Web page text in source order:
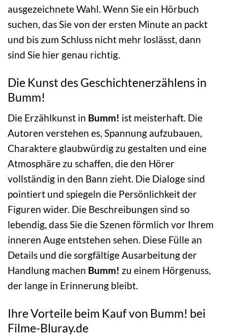
ausgezeichnete Wahl. Wenn Sie ein Hörbuch
suchen, das Sie von der ersten Minute an packt
und bis zum Schluss nicht mehr loslässt, dann
sind Sie hier genau richtig.
Die Kunst des Geschichtenerzählens in
Bumm!
Die Erzählkunst in Bumm! ist meisterhaft. Die
Autoren verstehen es, Spannung aufzubauen,
Charaktere glaubwürdig zu gestalten und eine
Atmosphäre zu schaffen, die den Hörer
vollständig in den Bann zieht. Die Dialoge sind
pointiert und spiegeln die Persönlichkeit der
Figuren wider. Die Beschreibungen sind so
lebendig, dass Sie die Szenen förmlich vor Ihrem
inneren Auge entstehen sehen. Diese Fülle an
Details und die sorgfältige Ausarbeitung der
Handlung machen Bumm! zu einem Hörgenuss,
der lange in Erinnerung bleibt.
Ihre Vorteile beim Kauf von Bumm! bei
Filme-Bluray.de